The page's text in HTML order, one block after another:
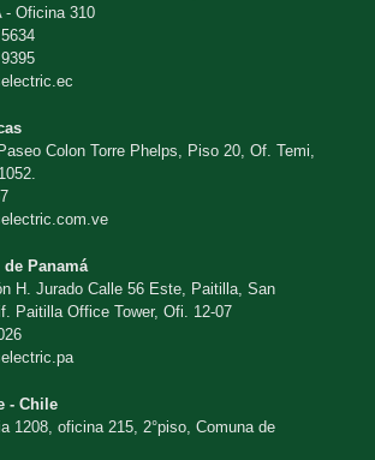
- Oficina 310
Colon Torre Phelps, Piso 20, Of. Temi,
de Panamá
H. Jurado Calle 56 Este, Paitilla, San
Paitilla Office Tower, Ofi. 12-07
- Chile
1208, oficina 215, 2°piso, Comuna de